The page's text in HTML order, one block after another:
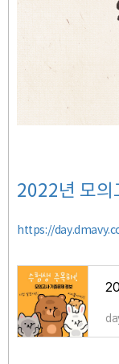
2022년 모의
https://